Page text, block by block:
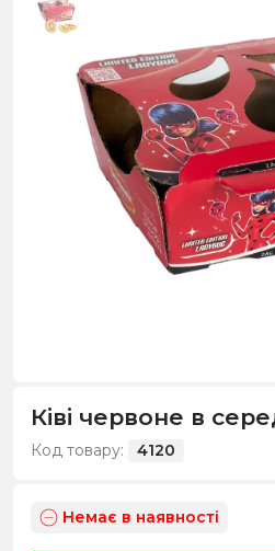
Ківі червоне в
Код товару: 4120
Немає в наявності